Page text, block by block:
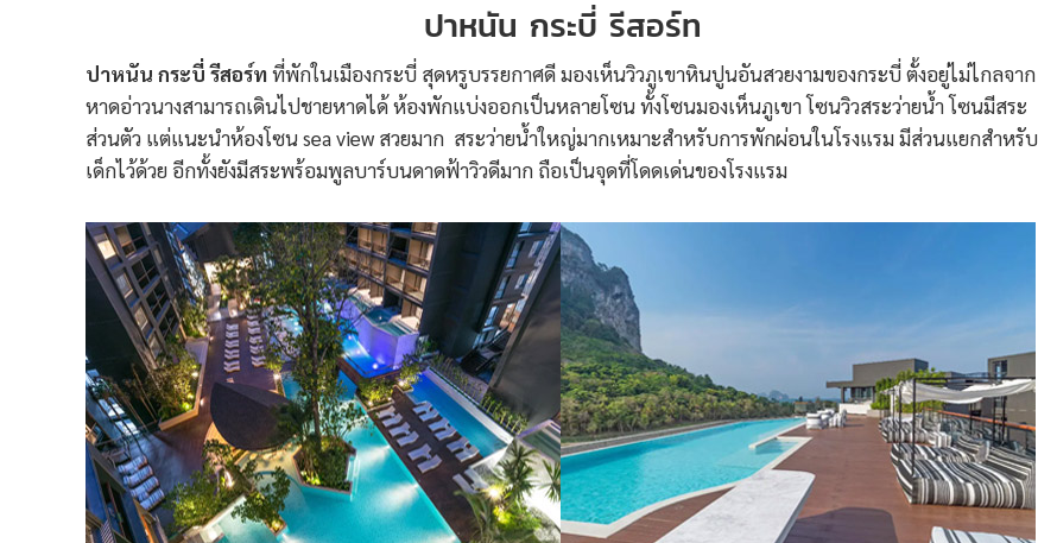
ปาหนัน กระบี่ รีสอร์ท
ปาหนัน กระบี่ รีสอร์ทที่พักในเมืองกระบี่ สุดหรูบรรยกาศดี มองเห็นวิวภูเขาหินปูนอันสวยงามของกระบี่ ตั้งอยู่ไม่ไกลจาก
หาดอ่าวนางสามารถเดินไปชายหาดได้ ห้องพักแบ่งออกเป็นหลายโซน ทั้งโซนมองเห็นภูเขา โซนวิวสระว่ายน้ำ โซนมีสระ
ส่วนตัว แต่แนะนำห้องโซน sea view สวยมาก สระว่ายน้ำใหญ่มากเหมาะสำหรับการพักผ่อนในโรงแรม มีส่วนแยกสำหรับ
เด็กไว้ด้วย อีกทั้งยังมีสระพร้อมพูลบาร์บนดาดฟ้าวิวดีมาก ถือเป็นจุดที่โดดเด่นของโรงแรม